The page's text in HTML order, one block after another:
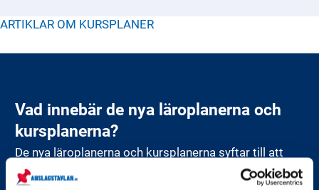
ARTIKLAR OM KURSPLANER
Vad innebär de nya läroplanerna och
kursplanerna?
De nya läroplanerna och kursplanerna syftar till att
skapa en modernare och mer relevant utbildning för
alla elever.